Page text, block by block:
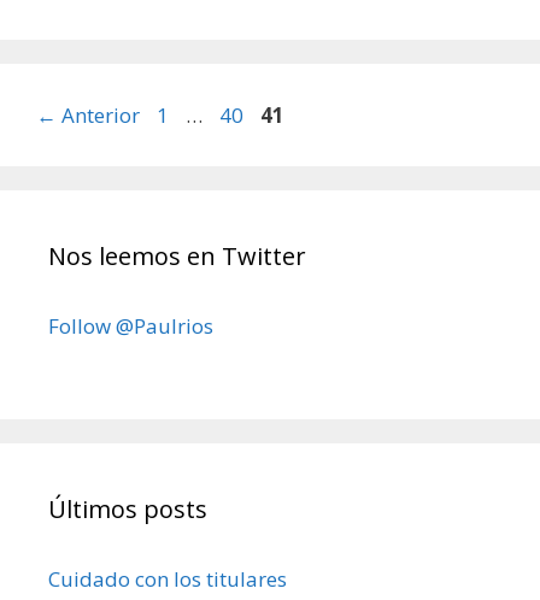
← Anterior Página
1 … Página
40 Página
41
Nos leemos en Twitter
Follow @Paulrios
Últimos posts
Cuidado con los titulares